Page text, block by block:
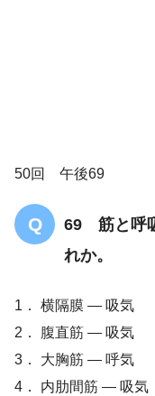
50回 午後69
69 筋と呼
れか。
1． 横隔膜 — 吸気
2． 腹直筋 — 吸気
3． 大胸筋 — 呼気
4． 内肋間筋 — 吸気